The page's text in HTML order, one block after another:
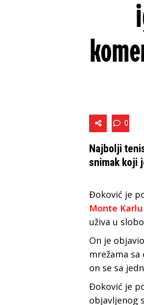
0
Najbolji
snimak koji
Đoković je
Monte Karlu
uživa u
On je
mrežama
on se sa
Đoković je
objavljenog